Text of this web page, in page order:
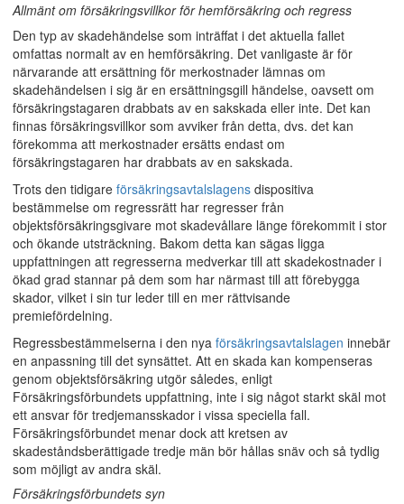
Allmänt om försäkringsvillkor för hemförsäkring och regress
Den typ av skadehändelse som inträffat i det aktuella fallet
omfattas normalt av en hemförsäkring. Det vanligaste är för
närvarande att ersättning för merkostnader lämnas om
skadehändelsen i sig är en ersättningsgill händelse, oavsett om
försäkringstagaren drabbats av en sakskada eller inte. Det kan
finnas försäkringsvillkor som avviker från detta, dvs. det kan
förekomma att merkostnader ersätts endast om
försäkringstagaren har drabbats av en sakskada.
Trots den tidigare försäkringsavtalslagens dispositiva
bestämmelse om regressrätt har regresser från
objektsförsäkringsgivare mot skadevållare länge förekommit i stor
och ökande utsträckning. Bakom detta kan sägas ligga
uppfattningen att regresserna medverkar till att skadekostnader i
ökad grad stannar på dem som har närmast till att förebygga
skador, vilket i sin tur leder till en mer rättvisande
premiefördelning.
Regressbestämmelserna i den nya försäkringsavtalslagen innebär
en anpassning till det synsättet. Att en skada kan kompenseras
genom objektsförsäkring utgör således, enligt
Försäkringsförbundets uppfattning, inte i sig något starkt skäl mot
ett ansvar för tredjemansskador i vissa speciella fall.
Försäkringsförbundet menar dock att kretsen av
skadeståndsberättigade tredje män bör hållas snäv och så tydlig
som möjligt av andra skäl.
Försäkringsförbundets syn